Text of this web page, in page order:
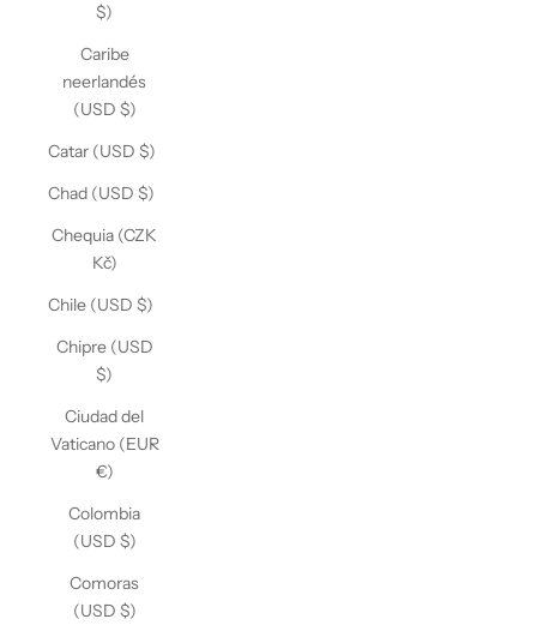
$)
Caribe
neerlandés
(USD $)
Catar (USD $)
Chad (USD $)
Chequia (CZK
Kč)
Chile (USD $)
Chipre (USD
$)
Ciudad del
Vaticano (EUR
€)
Colombia
(USD $)
Comoras
(USD $)